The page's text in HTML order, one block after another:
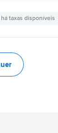
há taxas disponíveis